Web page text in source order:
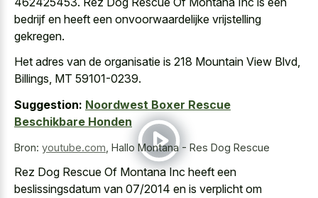
bedrijf en heeft een onvoorwaardelijke vrijstelling
gekregen.
Het adres van de organisatie is 218 Mountain View Blvd,
Billings, MT 59101-0239.
Suggestion: Noordwest Boxer Rescue
Beschikbare Honden
Bron: youtube.com Hallo Montana - Res Dog Rescue
Rez Dog Rescue Of Montana Inc heeft een
beslissingsdatum van 07/2014 en is verplicht om